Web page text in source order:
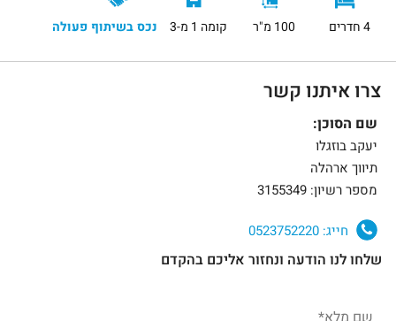
4 חדרים 100 מ"ר קומה 1 מ-3 נכס בשיתוף פעולה
צרו איתנו קשר
שם הסוכן:
יעקב בוזגלו
תיווך ארהלה
מספר רשיון: 3155349
חייג:
שלחו לנו הודעה ונחזור אליכם בהקדם